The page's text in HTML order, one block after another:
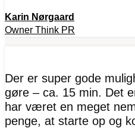
Karin Nørgaard
Owner Think PR
Der er super gode
gøre – ca. 15 min. Det
har været en meget
penge, at starte op og